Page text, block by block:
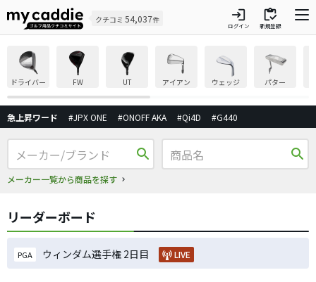
クチコミ 54,037件 login
ログイン
inventory
新規登録
ドライバー FW UT アイアン ウェッジ パター
急上昇ワード #JPX ONE #ONOFF AKA #Qi4D #G440
search
メーカー一覧から商品を探す
search
リーダーボード
PGA ウィンダム選手権 2日目 LIVE